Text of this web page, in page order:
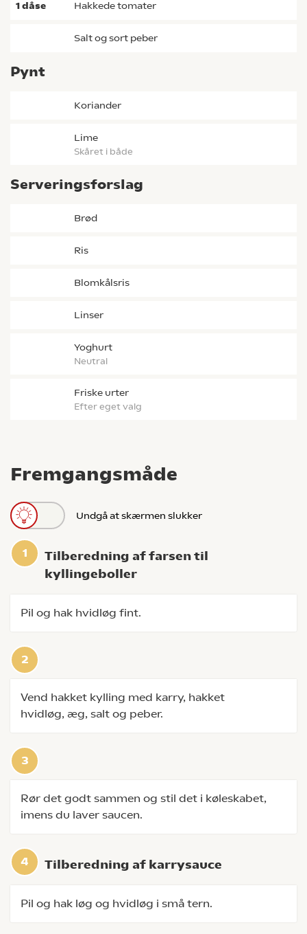
Fremgangsmåde
Undgå at skærmen slukker
Tilberedning af farsen til
kyllingeboller
Pil og hak hvidløg fint.
Vend hakket kylling med karry, hakket
hvidløg, æg, salt og peber.
Rør det godt sammen og stil det i køleskabet,
imens du laver saucen.
Tilberedning af karrysauce
Pil og hak løg og hvidløg i små tern.
1dåse hakkede tomater
salt og sort peber
Pynt
koriander
lime
skåret i både
Serveringsforslag
brød
ris
blomkålsris
linser
yoghurt
neutral
Friske urter
efter eget valg